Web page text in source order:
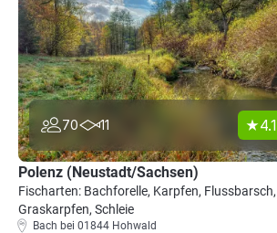
70 11 4.1
Polenz (Neustadt/Sachsen)
Fischarten: Bachforelle, Karpfen, Flussbarsch,
Graskarpfen, Schleie
Bach bei 01844 Hohwald